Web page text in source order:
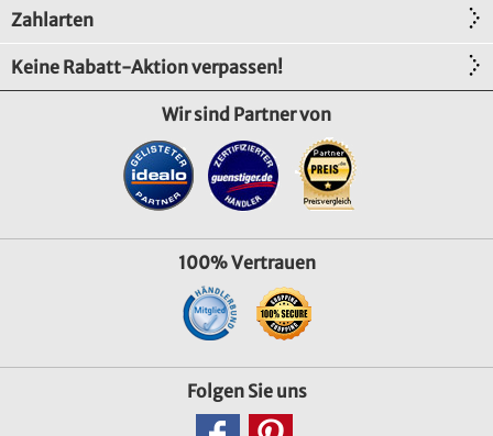
Zahlarten
Keine Rabatt-Aktion verpassen!
Wir sind Partner von
100% Vertrauen
Folgen Sie uns